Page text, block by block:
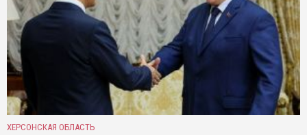
ХЕРСОНСКАЯ ОБЛАСТЬ